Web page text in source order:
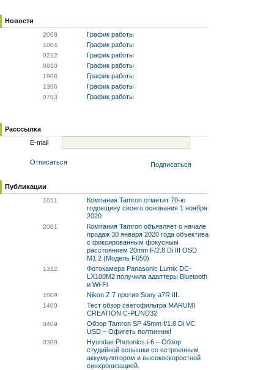
Новости
2008 График работы
1004 График работы
0212 График работы
0810 График работы
1908 График работы
1306 График работы
0703 График работы
Расссылка
E-mail
Отписаться Подписаться
Публикации
1011
Компания Tamron отметит 70-ю
годовщину своего основания 1 ноября
2020
2001
Компания Tamron объявляет о начале
продаж 30 января 2020 года объектива
с фиксированным фокусным
расстоянием 20mm F/2.8 Di III OSD
M1:2 (Модель F050)
1312
Фотокамера Panasonic Lumix DC-
LX100M2 получила адаптеры Bluetooth
и Wi-Fi
1009 Nikon Z 7 против Sony a7R III.
1409
Тест обзор светофильтра MARUMI
CREATION C-PL/ND32
0409
Обзор Tamron SP 45mm f/1.8 Di VC
USD – Офигеть полтинник!
0309
Hyundae Photonics i-6 – Обзор
студийной вспышки со встроенным
аккумулятором и высокоскоростной
синхронизацией.